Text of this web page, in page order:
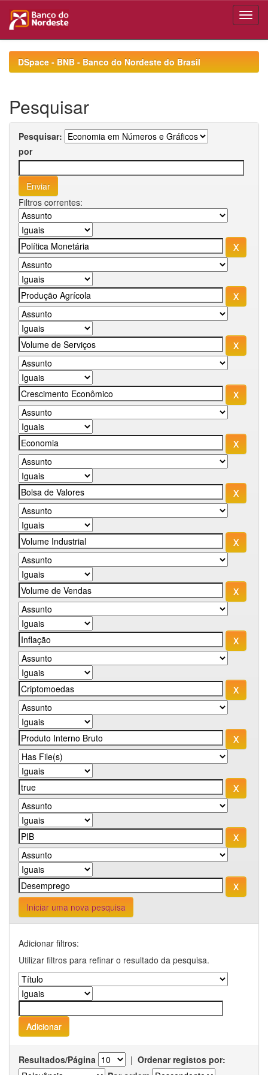
navigationDSpace - BNB - Banco do Nordeste do Brasil
Pesquisar
Pesquisar:
por
Filtros correntes:
Iniciar uma nova pesquisa
Adicionar filtros:
Utilizar filtros para refinar o resultado da pesquisa.
Resultados/Página | Ordenar registos por: